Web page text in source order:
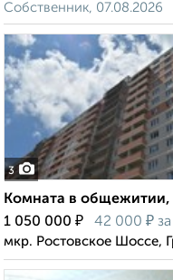
Собственник, 07.08.2026
3
Комната в общежитии,
1 050 000 ₽ 42 000 ₽
мкр. Ростовское Шоссе,